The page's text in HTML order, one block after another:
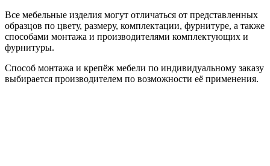
Все мебельные изделия могут отличаться от представленных
образцов по цвету, размеру, комплектации, фурнитуре, а также
способами монтажа и производителями комплектующих и
фурнитуры.
Способ монтажа и крепёж мебели по индивидуальному заказу
выбирается производителем по возможности её применения.